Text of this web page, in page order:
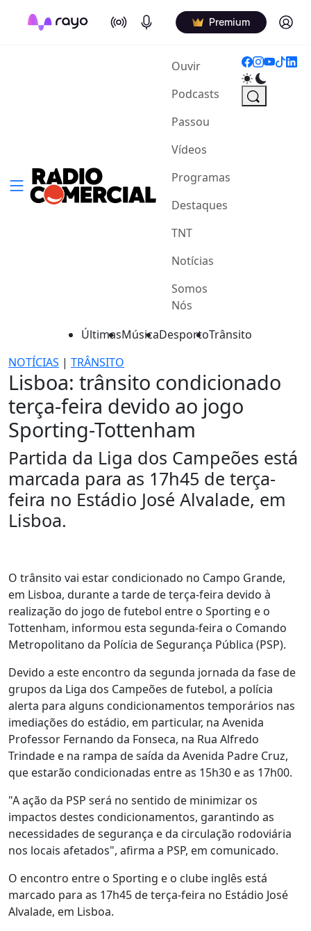
On Air Podcasts Premium Log in
Ouvir(current)
Podcasts
Passou
Vídeos
Programas
Destaques
TNT
Notícias
Somos
Nós
ÚltimasMúsicaDesportoTrânsito
NOTÍCIAS | TRÂNSITO
Lisboa: trânsito condicionado
terça-feira devido ao jogo
Sporting-Tottenham
Partida da Liga dos Campeões está
marcada para as 17h45 de terça-
feira no Estádio José Alvalade, em
Lisboa.
O trânsito vai estar condicionado no Campo Grande,
em Lisboa, durante a tarde de terça-feira devido à
realização do jogo de futebol entre o Sporting e o
Tottenham, informou esta segunda-feira o Comando
Metropolitano da Polícia de Segurança Pública (PSP).
Devido a este encontro da segunda jornada da fase de
grupos da Liga dos Campeões de futebol, a polícia
alerta para alguns condicionamentos temporários nas
imediações do estádio, em particular, na Avenida
Professor Fernando da Fonseca, na Rua Alfredo
Trindade e na rampa de saída da Avenida Padre Cruz,
que estarão condicionadas entre as 15h30 e as 17h00.
"A ação da PSP será no sentido de minimizar os
impactos destes condicionamentos, garantindo as
necessidades de segurança e da circulação rodoviária
nos locais afetados", afirma a PSP, em comunicado.
O encontro entre o Sporting e o clube inglês está
marcado para as 17h45 de terça-feira no Estádio José
Alvalade, em Lisboa.